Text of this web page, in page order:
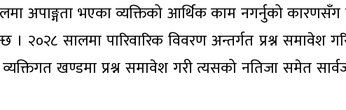
अपाङ्गता भएका व्यक्तिको आर्थिक काम नगर्नुको कारणसँग
। २०२८ सालमा पारिवारिक विवरण अन्तर्गत प्रश्न समावेश
खण्डमा प्रश्न समावेश गरी त्यसको नतिजा समेत